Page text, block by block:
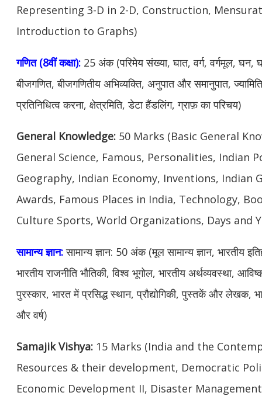
Representing 3-D in 2-D, Construction,
Introduction to Graphs)
गणित (8वीं कक्षा): 25 अंक (परिमेय संख्या, घात, वर्ग, वर्गमूल,
बीजगणित, बीजगणितीय अभिव्यक्ति, अनुपात और समानुपात,
प्रतिनिधित्व करना, क्षेत्रमिति, डेटा हैंडलिंग, ग्राफ़ का परिचय)
General Knowledge: 50 Marks (Basic General
General Science, Famous, Personalities, Indian
Geography, Indian Economy, Inventions, Indian
Awards, Famous Places in India, Technology,
Culture Sports, World Organizations, Days and
सामान्य ज्ञान:सामान्य ज्ञान: 50 अंक (मूल सामान्य ज्ञान, भारतीय
भारतीय राजनीति भौतिकी, विश्व भूगोल, भारतीय अर्थव्यवस्था,
पुरस्कार, भारत में प्रसिद्ध स्थान, प्रौद्योगिकी, पुस्तकें और लेखक,
और वर्ष)
Samajik Vishya: 15 Marks (India and the
Resources & their development, Democratic
Economic Development II, Disaster